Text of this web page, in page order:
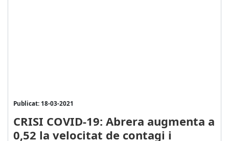
Publicat: 18-03-2021
CRISI COVID-19: Abrera augmenta a
0,52 la velocitat de contagi i